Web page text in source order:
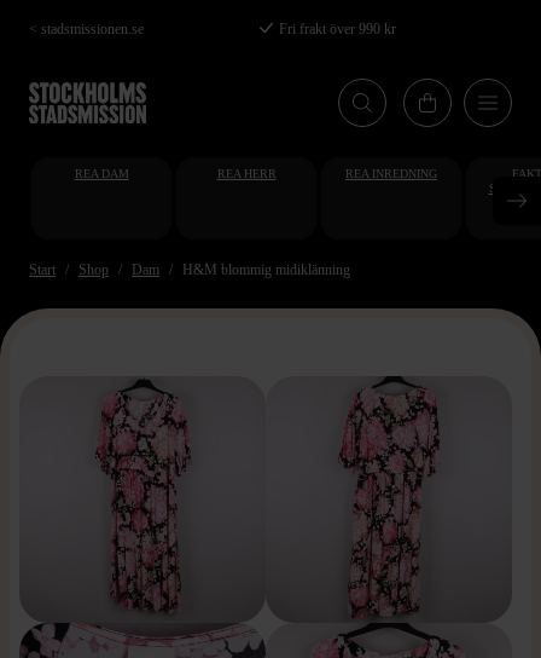
Hoppa
till
huvudinnehåll
< stadsmissionen.se Fri frakt över 990 kr
REA DAM REA HERR REA INREDNING
Start Shop Dam H&M blommig midiklänning